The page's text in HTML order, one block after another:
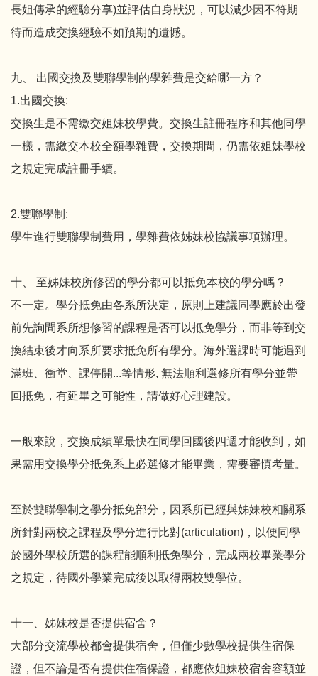
長姐傳承的經驗分享)並評估自身狀況，可以減少因不符期
待而造成交換經驗不如預期的遺憾。
九、 出國交換及雙聯學制的學雜費是交給哪一方？
1.出國交換:
交換生是不需繳交姐妹校學費。交換生註冊程序和其他同學
一樣，需繳交本校全額學雜費，交換期間，仍需依姐妹學校
之規定完成註冊手續。
2.雙聯學制:
學生進行雙聯學制費用，學雜費依姊妹校協議事項辦理。
十、 至姊妹校所修習的學分都可以抵免本校的學分嗎？
不一定。學分抵免由各系所決定，原則上建議同學應於出發
前先詢問系所想修習的課程是否可以抵免學分，而非等到交
換結束後才向系所要求抵免所有學分。海外選課時可能遇到
滿班、衝堂、課停開...等情形, 無法順利選修所有學分並帶
回抵免，有延畢之可能性，請做好心理建設。
一般來說，交換成績單最快在同學回國後四週才能收到，如
果需用交換學分抵免系上必選修才能畢業，需要審慎考量。
至於雙聯學制之學分抵免部分，因系所已經與姊妹校相關系
所針對兩校之課程及學分進行比對(articulation)，以便同學
於國外學校所選的課程能順利抵免學分，完成兩校畢業學分
之規定，待國外學業完成後以取得兩校雙學位。
十一、姊妹校是否提供宿舍？
大部分交流學校都會提供宿舍，但僅少數學校提供住宿保
證，但不論是否有提供住宿保證，都應依姐妹校宿舍容額並